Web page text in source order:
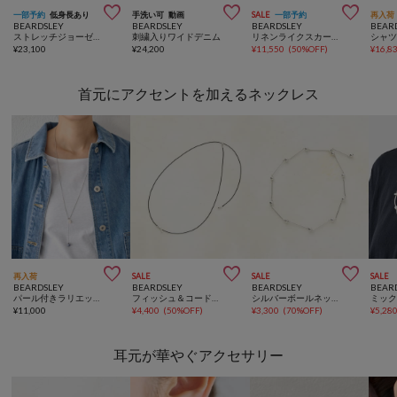
一部予約 低身長あり 
BEARDSLEY
¥23,100
手洗い可 動画 
BEARDSLEY
刺繍入りワイドデニム
¥24,200
SALE 一部予約 
BEARDSLEY
¥11,550 (50%OFF)
再入荷
シャ
¥
首元にアクセントを加えるネックレス
再入荷 
BEARDSLEY
¥11,000
SALE 
BEARDSLEY
¥4,400 (50%OFF)
SALE 
BEARDSLEY
¥3,300 (70%OFF)
SALE
¥
耳元が華やぐアクセサリー